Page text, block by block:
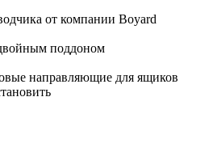
от компании Boyard
поддоном
направляющие для ящиков